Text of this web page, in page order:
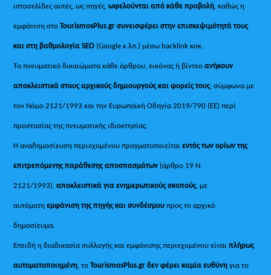
ιστοσελίδες αυτές, ως πηγές,ωφελούνται από κάθε προβολή, καθώς η
εμφάνιση στοTourismosPlus.gr συνεισφέρει στην επισκεψιμότητά τους
και στη βαθμολογία SEO (Google κ.λπ.) μέσω backlink κοκ.
Τα πνευματικά δικαιώματα κάθε άρθρου, εικόνας ή βίντεοανήκουν
αποκλειστικά στους αρχικούς δημιουργούς και φορείς τους, σύμφωνα με
τον Νόμο 2121/1993 και την Ευρωπαϊκή Οδηγία 2019/790 (ΕΕ) περί
προστασίας της πνευματικής ιδιοκτησίας.
Η αναδημοσίευση περιεχομένου πραγματοποιείταιεντός των ορίων της
επιτρεπόμενης παράθεσης αποσπασμάτων (άρθρο 19 Ν.
2121/1993), αποκλειστικά για ενημερωτικούς σκοπούς, με
αυτόματηεμφάνιση της πηγής και συνδέσμου προς το αρχικό
δημοσίευμα.
Επειδή η διαδικασία συλλογής και εμφάνισης περιεχομένου είναιπλήρως
αυτοματοποιημένη, τοTourismosPlus.gr δεν φέρει καμία ευθύνη για το